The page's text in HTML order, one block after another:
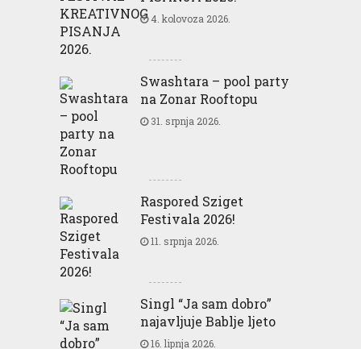
4. kolovoza 2026.
Swashtara – pool party
na Zonar Rooftopu
31. srpnja 2026.
Raspored Sziget
Festivala 2026!
11. srpnja 2026.
Singl “Ja sam dobro”
najavljuje Bablje ljeto
16. lipnja 2026.